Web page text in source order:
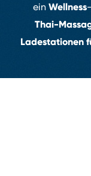
ein Wellness
Thai⁠-⁠
Ladestationen